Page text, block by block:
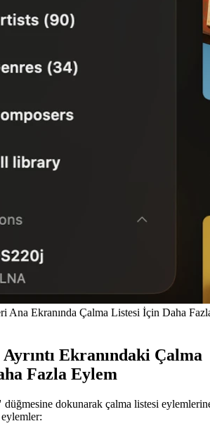
Ana Ekranında Çalma Listesi İçin Daha
Ekranındaki Çalma
Fazla Eylem
düğmesine dokunarak çalma listesi